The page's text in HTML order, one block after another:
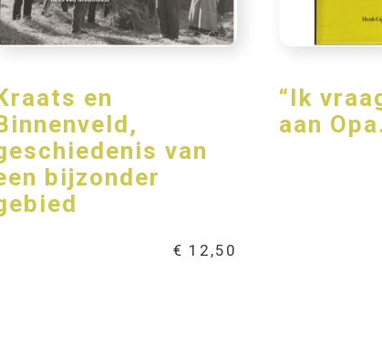
en
van
bijzonder
€ 12,50
“Ik
aan